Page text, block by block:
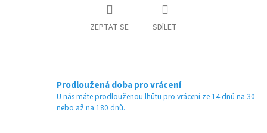
ZEPTAT SE SDÍLET
Prodloužená doba pro vrácení
U nás máte prodlouženou lhůtu pro vrácení ze 14 dnů na 30
nebo až na 180 dnů.